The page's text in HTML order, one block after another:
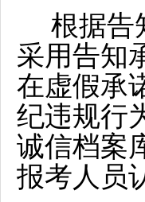
根据告
采用告知
在虚假承
纪违规行
诚信档案
报考人员